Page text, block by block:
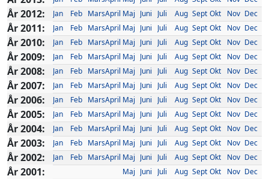
År 2012: Jan Feb MarsApril Maj Juni Juli Aug Sept Okt Nov Dec
År 2011: Jan Feb MarsApril Maj Juni Juli Aug Sept Okt Nov Dec
År 2010: Jan Feb MarsApril Maj Juni Juli Aug Sept Okt Nov Dec
År 2009: Jan Feb MarsApril Maj Juni Juli Aug Sept Okt Nov Dec
År 2008: Jan Feb MarsApril Maj Juni Juli Aug Sept Okt Nov Dec
År 2007: Jan Feb MarsApril Maj Juni Juli Aug Sept Okt Nov Dec
År 2006: Jan Feb MarsApril Maj Juni Juli Aug Sept Okt Nov Dec
År 2005: Jan Feb MarsApril Maj Juni Juli Aug Sept Okt Nov Dec
År 2004: Jan Feb MarsApril Maj Juni Juli Aug Sept Okt Nov Dec
År 2003: Jan Feb MarsApril Maj Juni Juli Aug Sept Okt Nov Dec
År 2002: Jan Feb MarsApril Maj Juni Juli Aug Sept Okt Nov Dec
År 2001: Maj Juni Juli Aug Sept Okt Nov Dec